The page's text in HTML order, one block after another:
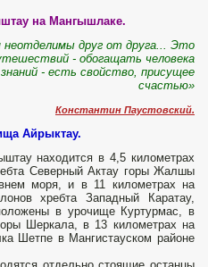
на Мангышлаке.
неотдели­мы друг от друга... Это
- обогащать человека
- есть свойство, присущее
счастью»
Константин Паустовский.
Айрыктау.
находится в 4,5 километрах
Северный Актау горы Жалшы
моря, и в 11 километрах на
хребта Западный Каратау,
в урочище Куртурмас, в
Шеркала, в 13 километрах на
Шетпе в Мангистауском районе